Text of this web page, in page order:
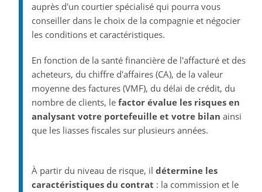
auprès d'un courtier spécialisé qui pourra vous
conseiller dans le choix de la compagnie et négocier
les conditions et caractéristiques.
En fonction de la santé financière de l'affacturé et des
acheteurs, du chiffre d'affaires (CA), de la valeur
moyenne des factures (VMF), du délai de crédit, du
nombre de clients, le factor évalue les risques en
analysant votre portefeuille et votre bilan ainsi
que les liasses fiscales sur plusieurs années.
À partir du niveau de risque, il détermine les
caractéristiques du contrat : la commission et le